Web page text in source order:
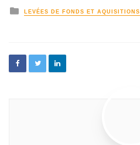
LEVÉES DE FONDS ET AQUISITIONS